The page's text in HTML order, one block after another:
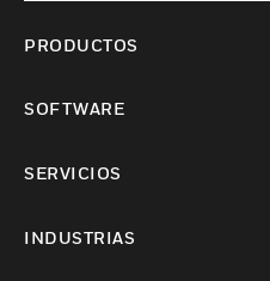
PRODUCTOS
SOFTWARE
SERVICIOS
INDUSTRIAS